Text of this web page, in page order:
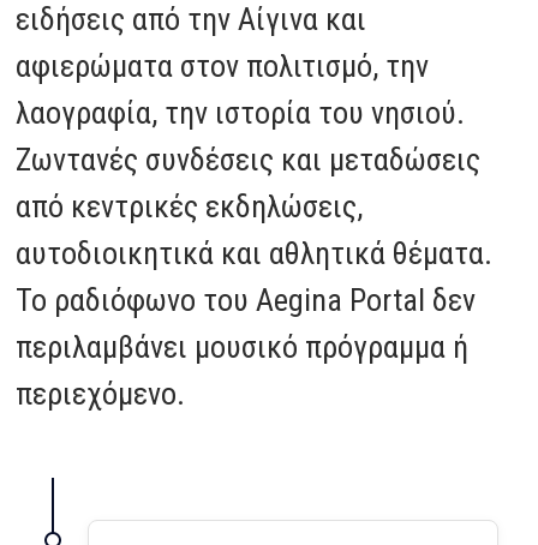
ειδήσεις από την Αίγινα και
αφιερώματα στον πολιτισμό, την
λαογραφία, την ιστορία του νησιού.
Ζωντανές συνδέσεις και μεταδώσεις
από κεντρικές εκδηλώσεις,
αυτοδιοικητικά και αθλητικά θέματα.
Το ραδιόφωνο του Aegina Portal δεν
περιλαμβάνει μουσικό πρόγραμμα ή
περιεχόμενο.